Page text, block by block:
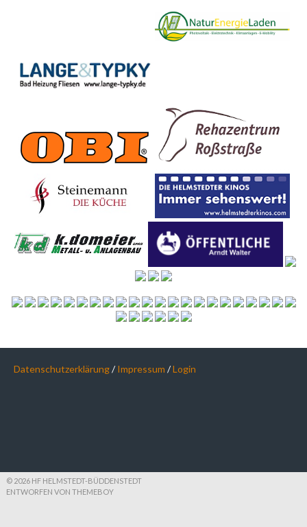
Datenschutzerklärung/Impressum /Login
© 2026 HF HELMSTEDT-BÜDDENSTEDT
ENTWORFEN VON THEMEBOY